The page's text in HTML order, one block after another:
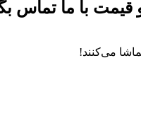
با ما تماس
می‌کنند!